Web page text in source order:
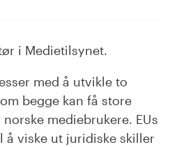
i Medietilsynet.
med å utvikle to
begge kan få store
norske mediebrukere. EUs
å viske ut juridiske skiller